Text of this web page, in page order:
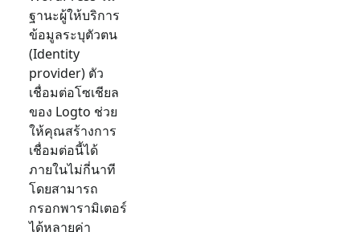
ฐานะผู้ให้บริการ
ข้อมูลระบุตัวตน
(Identity
provider) ตัว
เชื่อมต่อโซเชียล
ของ Logto ช่วย
ให้คุณสร้างการ
เชื่อมต่อนี้ได้
ภายในไม่กี่นาที
โดยสามารถ
กรอกพารามิเตอร์
ได้หลายค่า